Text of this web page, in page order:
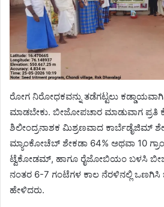
ರೋಗ ನಿರೋಧಕವನ್ನು ತಡೆಗಟ್ಟಲು
ಮಾಡಬೇಕು. ಬೀಜೋಪಚಾರ ಮಾಡುವಾಗ ಪ್ರತಿ
ಶಿಲೀಂದ್ರನಾಶಕ ಮಿಶ್ರಣವಾದ ಕಾರ್ಬೆಡೈಜಿಮ್
ಮ್ಯಾಂಕೋಚೆಬ್ ಶೇಕಡಾ 64% ಅಥವಾ 10
ಟ್ವೆಕೋಡಮ್, ಹಾಗೂ ರೈಜೋಬಿಯಂ ಬಳಸಿ
ನಂತರ 6-7 ಗಂಟೆಗಳ ಕಾಲ ನೆರಳಿನಲ್ಲಿ ಒಣಗಿಸಿ
ಹೇಳಿದರು.